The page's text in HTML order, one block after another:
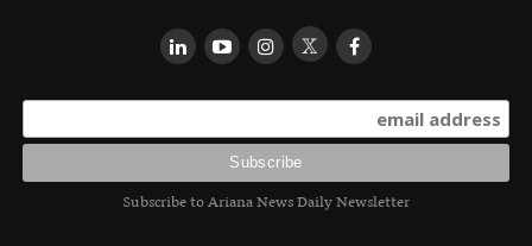
Subscribe to Ariana News Daily Newsletter